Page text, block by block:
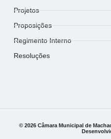
Projetos
Proposições
Regimento Interno
Resoluções
© 2026 Câmara Municipal de